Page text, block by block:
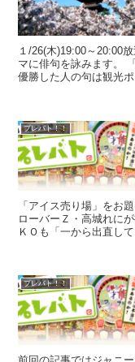
１/26(木)19:00～20:00
マに俳句を詠みます。 「４７都道府県ふるさと戦」となっており、
優勝した人の句は観光
プレバト！！
「アイス売り場」をお
ローバーＺ・高城れに
ＫＯも「一から出直し
プレバト！！